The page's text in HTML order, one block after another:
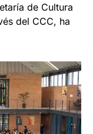
de Cultura
del CCC, ha